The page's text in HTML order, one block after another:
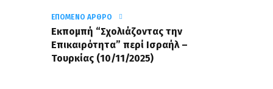
ΕΠΌΜΕΝΟ ΆΡΘΡΟ
Εκπομπή “Σχολιάζοντας την
Επικαιρότητα” περί Ισραήλ –
Τουρκίας (10/11/2025)